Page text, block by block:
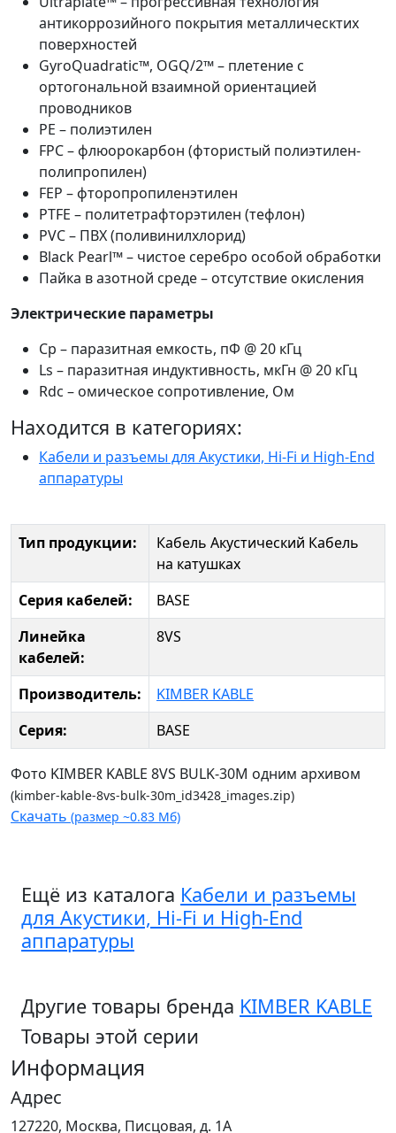
антикоррозийного покрытия металлическтих
поверхностей
GyroQuadratic™, OGQ/2™ – плетение с
ортогональной взаимной ориентацией
проводников
PE – полиэтилен
FPC – флюорокарбон (фтористый полиэтилен-
полипропилен)
FEP – фторопропиленэтилен
PTFE – политетрафторэтилен (тефлон)
PVC – ПВХ (поливинилхлорид)
Black Pearl™ – чистое серебро особой обработки
Пайка в азотной среде – отсутствие окисления
Электрические параметры
Сp – паразитная емкость, пФ @ 20 кГц
Ls – паразитная индуктивность, мкГн @ 20 кГц
Rdc – омическое сопротивление, Ом
Находится в категориях:
Кабели и разъемы для Акустики, Hi-Fi и High-End
аппаратуры
Тип продукции: Кабель Акустический Кабель
на катушках
Серия кабелей:
BASE
Линейка
кабелей:
8VS
Производитель:
KIMBER KABLE
Серия:
BASE
Фото KIMBER KABLE 8VS BULK-30M одним архивом
(kimber-kable-8vs-bulk-30m_id3428_images.zip)
Скачать (размер ~0.83 Мб)
Ещё из каталога Кабели и разъемы
для Акустики, Hi-Fi и High-End
аппаратуры
Другие товары бренда KIMBER KABLE
Товары этой серии
Информация
Адрес
127220, Москва, Писцовая, д. 1А